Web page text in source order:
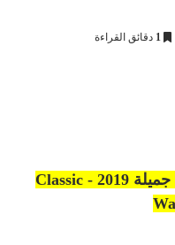
1 دقائق القراءة
مجموعة خلفيات كلاسيكية جميلة 2019 - Classic